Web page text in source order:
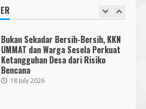
23 October 2025
Bukan Sekadar Bersih-Bersih, KKN
UMMAT dan Warga Sesela Perkuat
Ketangguhan Desa dari Risiko
Bencana
18 July 2026